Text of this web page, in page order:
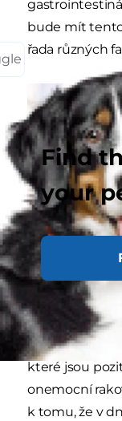
Find
your
bude mít
řada různých
Příčiny
Byla
lymfomem a
míře také
které jsou
onemocní
k tomu, že v